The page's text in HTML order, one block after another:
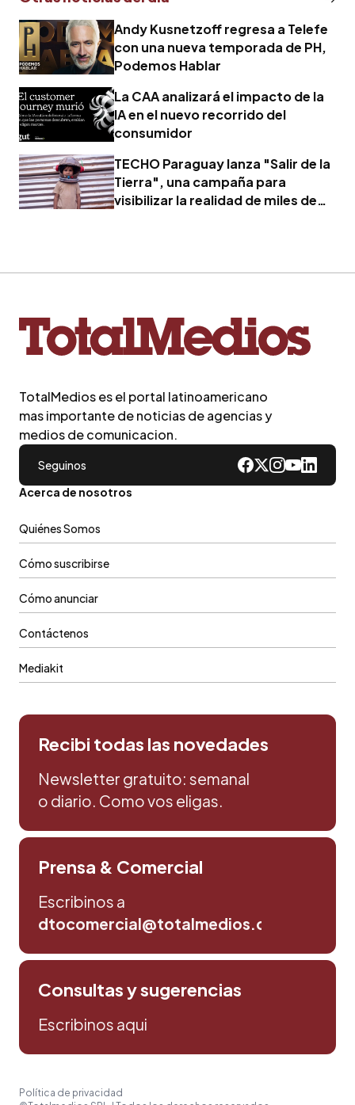
Andy Kusnetzoff regresa a Telefe
con una nueva temporada de PH,
Podemos Hablar
La CAA analizará el impacto de la
IA en el nuevo recorrido del
consumidor
TECHO Paraguay lanza "Salir de la
Tierra", una campaña para
visibilizar la realidad de miles de
TotalMedios es el portal latinoamericano
mas importante de noticias de agencias y
medios de comunicacion.
Seguinos
Acerca de nosotros
Quiénes Somos
Cómo suscribirse
Cómo anunciar
Contáctenos
Mediakit
Recibi todas las novedades
Newsletter gratuito: semanal
o diario. Como vos eligas.
Prensa & Comercial
Escribinos a
dtocomercial@totalmedios.com
Consultas y sugerencias
Escribinos aqui
Política de privacidad